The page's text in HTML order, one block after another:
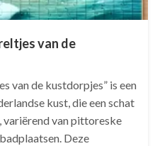
van de
van de kustdorpjes” is een
kust, die een schat
van pittoreske
Deze